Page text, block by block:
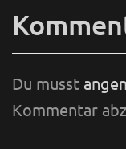
Du musst
Kommentar